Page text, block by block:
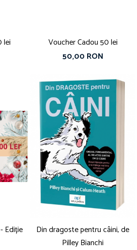
lei
Voucher Cadou 50 lei
50,00 RON
Ediție
Din dragoste pentru câini, de
Pilley Bianchi